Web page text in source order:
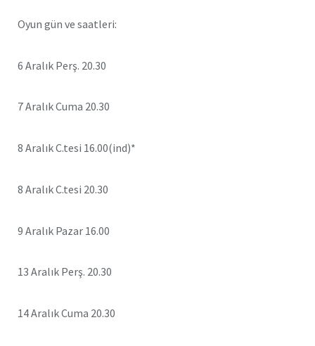
Oyun gün ve saatleri:
6 Aralık Perş. 20.30
7 Aralık Cuma 20.30
8 Aralık C.tesi 16.00(ind)*
8 Aralık C.tesi 20.30
9 Aralık Pazar 16.00
13 Aralık Perş. 20.30
14 Aralık Cuma 20.30